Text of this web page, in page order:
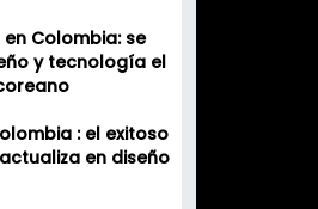
en Colombia: se
y tecnología el
: el exitoso
en diseño